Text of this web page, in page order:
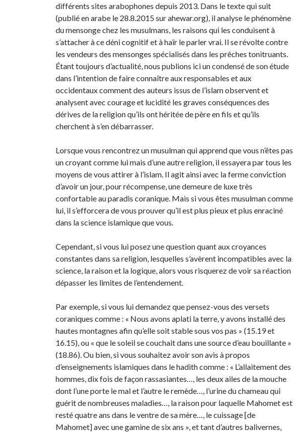
différents sites arabophones depuis 2013. Dans le texte qui suit
(publié en arabe le 28.8.2015 sur ahewar.org), il analyse le phénomène
du mensonge chez les musulmans, les raisons qui les conduisent à
s’attacher à ce déni cognitif et à haïr le parler vrai. Il se révolte contre
les vendeurs des mensonges spécialisés dans les prêches tonitruants.
Étant toujours d’actualité, nous publions ici un condensé de son étude
dans l’intention de faire connaître aux responsables et aux
occidentaux comment des auteurs issus de l’islam observent et
analysent avec courage et lucidité les graves conséquences des
dérives de la religion qu’ils ont héritée de père en fils et qu’ils
cherchent à s’en débarrasser.
Lorsque vous rencontrez un musulman qui apprend que vous n’êtes pas
un croyant comme lui mais d’une autre religion, il essayera par tous les
moyens de vous attirer à l’islam. Il agit ainsi avec la ferme conviction
d’avoir un jour, pour récompense, une demeure de luxe très
confortable au paradis coranique. Mais si vous êtes musulman comme
lui, il s’efforcera de vous prouver qu’il est plus pieux et plus enraciné
dans la science islamique que vous.
Cependant, si vous lui posez une question quant aux croyances
constantes dans sa religion, lesquelles s’avèrent incompatibles avec la
science, la raison et la logique, alors vous risquerez de voir sa réaction
dépasser les limites de l’entendement.
Par exemple, si vous lui demandez que pensez-vous des versets
coraniques comme : « Nous avons aplati la terre, y avons installé des
hautes montagnes afin qu’elle soit stable sous vos pas » (15.19 et
16.15), ou « que le soleil se couchait dans une source d’eau bouillante »
(18.86). Ou bien, si vous souhaitez avoir son avis à propos
d’enseignements islamiques dans le hadith comme : « L’allaitement des
hommes, dix fois de façon rassasiantes…, les deux ailes de la mouche
dont l’une porte le mal et l’autre le remède…, l’urine du chameau qui
guérit de nombreuses maladies…, la raison pour laquelle Mahomet est
resté quatre ans dans le ventre de sa mère…, le cuissage [de
Mahomet] avec une gamine de six ans », et tant d’autres balivernes,